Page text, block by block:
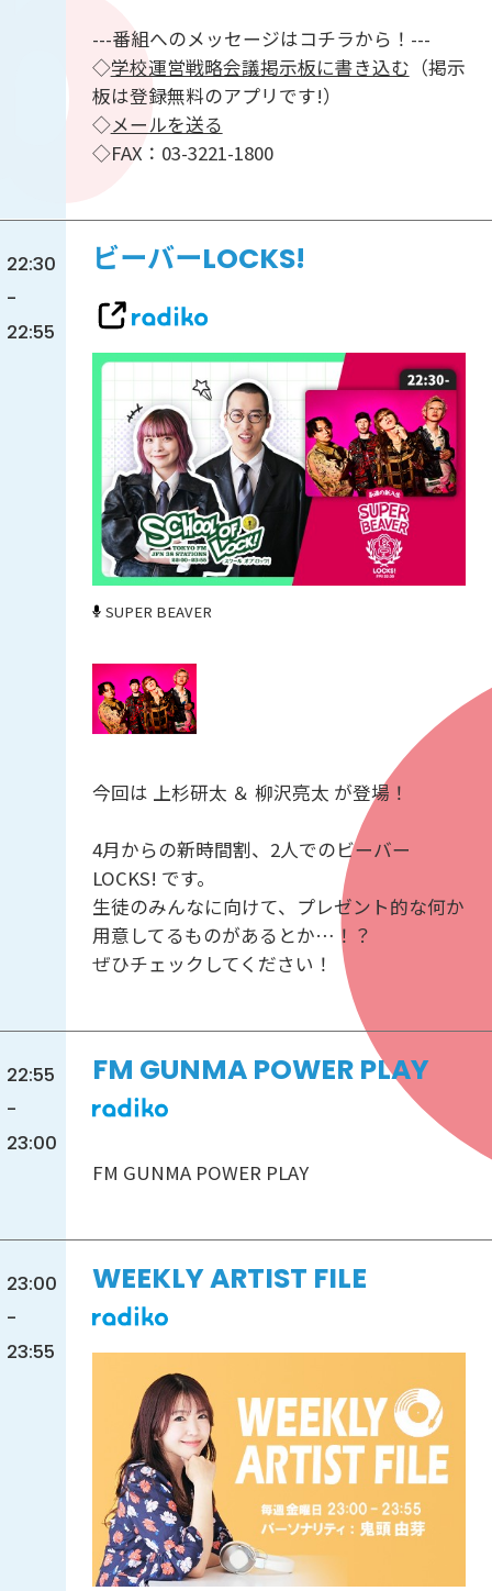
---番組へのメッセージはコチラから！---
◇学校運営戦略会議掲示板に書き込む （掲示
板は登録無料のアプリです!）
◇メールを送る
◇FAX：03-3221-1800
22:30
-
22:55
ビーバーLOCKS!
SUPER BEAVER
今回は 上杉研太 ＆ 柳沢亮太 が登場！
4月からの新時間割、2人でのビーバー
LOCKS! です。
生徒のみんなに向けて、プレゼント的な何か
用意してるものがあるとか…！？
ぜひチェックしてください！
22:55
-
23:00
FM GUNMA POWER PLAY
FM GUNMA POWER PLAY
23:00
-
23:55
WEEKLY ARTIST FILE